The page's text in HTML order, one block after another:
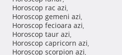
Horoscop rac azi,
Horoscop gemeni azi,
Horoscop fecioara azi,
Horoscop taur azi,
Horoscop capricorn azi,
Horoscop scorpion azi,